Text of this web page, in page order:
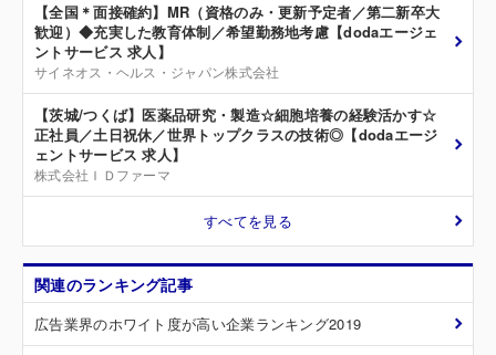
【全国＊面接確約】MR（資格のみ・更新予定者／第二新卒大
歓迎）◆充実した教育体制／希望勤務地考慮【dodaエージェ
ントサービス 求人】
サイネオス・ヘルス・ジャパン株式会社
【茨城/つくば】医薬品研究・製造☆細胞培養の経験活かす☆
正社員／土日祝休／世界トップクラスの技術◎【dodaエージ
ェントサービス 求人】
株式会社ＩＤファーマ
すべてを見る
関連のランキング記事
広告業界のホワイト度が高い企業ランキング2019